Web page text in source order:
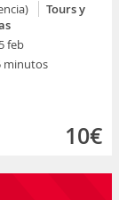
Tours y
feb
minutos
10€